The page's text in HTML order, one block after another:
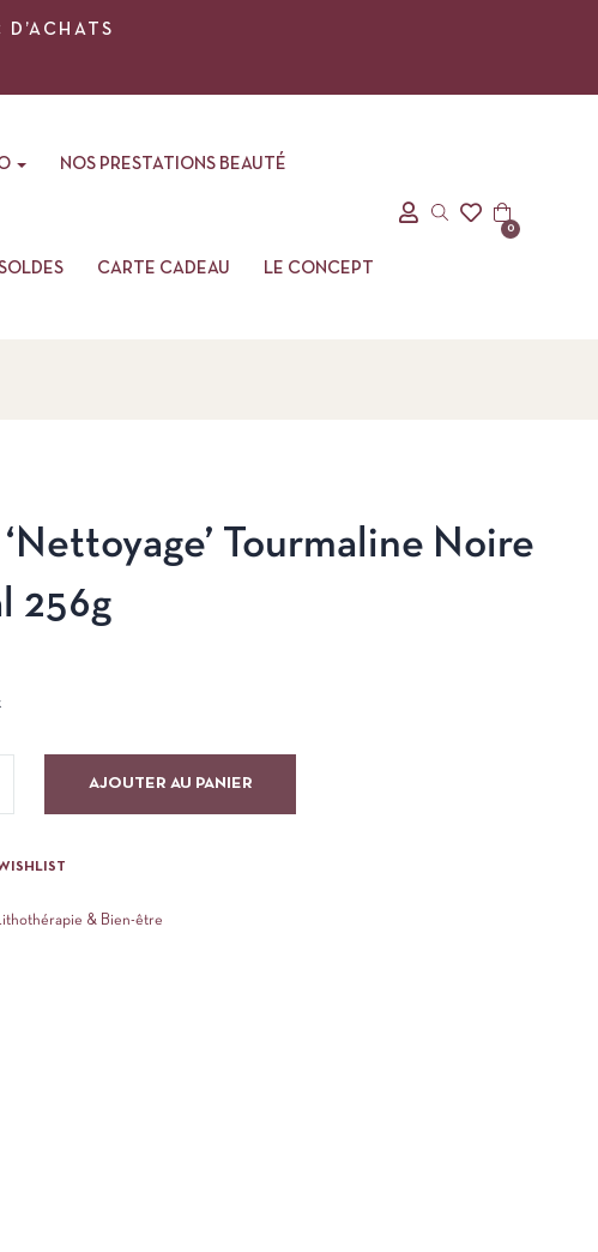
NOS PRESTATIONS BEAUTÉ
CARTE CADEAU LE CONCEPT
0
Tourmaline Noire
256g
AJOUTER AU PANIER
& Bien-être